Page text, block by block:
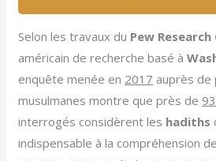
Selon les travaux du Pew
américain de recherche basé à
enquête menée en 2017 auprès de
musulmanes montre que près de
interrogés considèrent les hadiths
indispensable à la compréhension